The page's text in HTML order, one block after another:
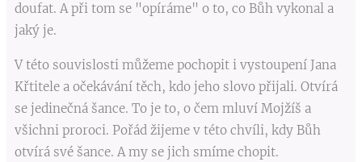
doufat. A při tom se "opíráme" o to, co Bůh vykonal a
jaký je.
V této souvislosti můžeme pochopit i vystoupení Jana
Křtitele a očekávání těch, kdo jeho slovo přijali. Otvírá
se jedinečná šance. To je to, o čem mluví Mojžíš a
všichni proroci. Pořád žijeme v této chvíli, kdy Bůh
otvírá své šance. A my se jich smíme chopit.